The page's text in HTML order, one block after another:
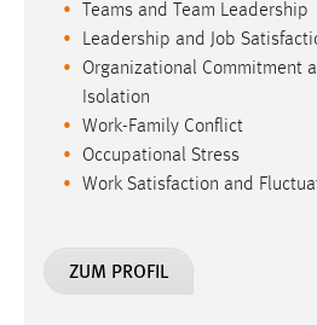
Teams and Team Leadership
Leadership and Job
Organizational Commitment
Isolation
Work-Family Conflict
Occupational Stress
Work Satisfaction and
ZUM PROFIL
Cookie Laufzeit:
MibewSessionID, mibew-chat-
5e9dbeb1811c0446 =
Jahre, MIBEW_UserID = 1 Jahr
Login
fe_user, be_user,